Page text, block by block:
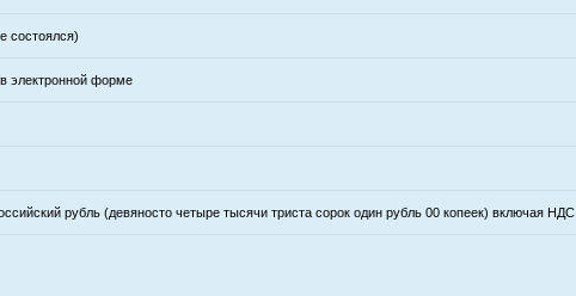
состоялся)
электронной форме
рубль (девяносто четыре тысячи триста сорок один рубль 00 копеек) включая НДС